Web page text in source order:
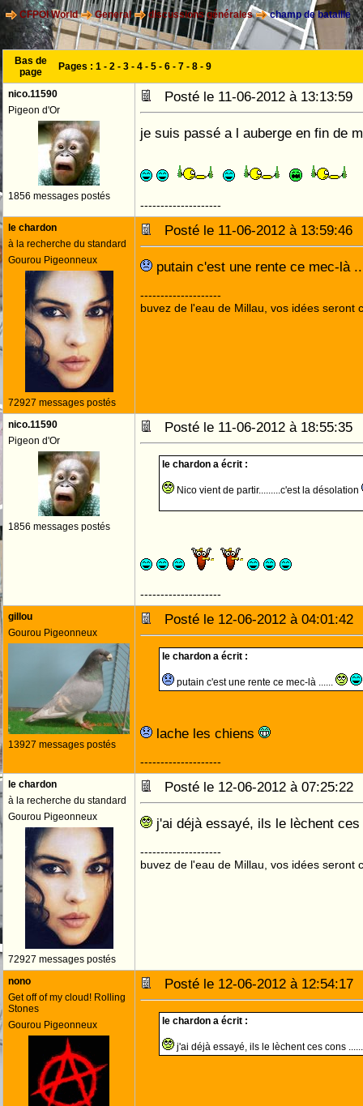
CFPOI World General discussions générales champ de bataille
Bas de
page
Pages : 1 - 2 - 3 - 4 - 5 - 6 - 7 - 8 - 9
nico.11590
Pigeon d'Or
1856 messages postés
Posté le 11-06-2012 à
je suis passé a l auberge en fin de
--------------------
le chardon
à la recherche du standard
Gourou Pigeonneux
72927 messages postés
Posté le 11-06-2012 à
putain c'est une rente ce mec-là
--------------------
buvez de l'eau de Millau, vos idées seront
nico.11590
Pigeon d'Or
1856 messages postés
Posté le 11-06-2012 à
le chardon a écrit :
Nico vient de partir.........c'est la désolation
--------------------
gillou
Gourou Pigeonneux
13927 messages postés
Posté le 12-06-2012 à
le chardon a écrit :
putain c'est une rente ce mec-là ......
lache les chiens
--------------------
le chardon
à la recherche du standard
Gourou Pigeonneux
72927 messages postés
Posté le 12-06-2012 à
j'ai déjà essayé, ils le lèchent
--------------------
buvez de l'eau de Millau, vos idées seront
nono
Get off of my cloud! Rolling
Stones
Gourou Pigeonneux
Posté le 12-06-2012 à
le chardon a écrit :
j'ai déjà essayé, ils le lèchent ces cons